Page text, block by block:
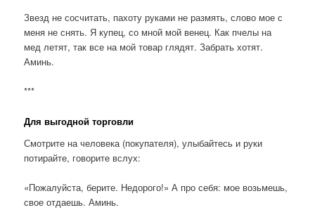
Звезд не сосчитать, пахоту руками не размять, слово мое с
меня не снять. Я купец, со мной мой венец. Как пчелы на
мед летят, так все на мой товар глядят. Забрать хотят.
Аминь.
***
Для выгодной торговли
Смотрите на человека (покупателя), улыбайтесь и руки
потирайте, говорите вслух:
«Пожалуйста, берите. Недорого!» А про себя: мое возьмешь,
свое отдаешь. Аминь.